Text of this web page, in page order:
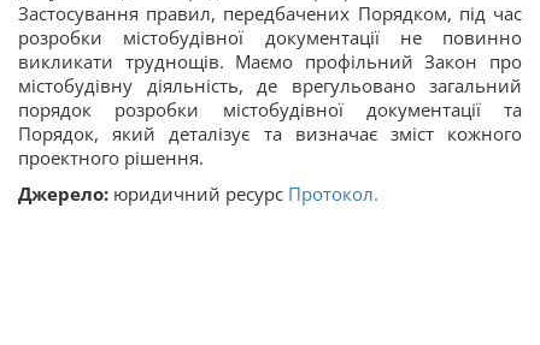
Застосування правил, передбачених Порядком, під час
розробки містобудівної документації не повинно
викликати труднощів. Маємо профільний Закон про
містобудівну діяльність, де врегульовано загальний
порядок розробки містобудівної документації та
Порядок, який деталізує та визначає зміст кожного
проектного рішення.
Джерело: юридичний ресурс Протокол.